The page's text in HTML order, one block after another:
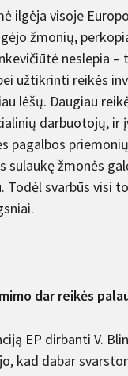
ilgėja visoje
žmonių,
neslepia –
užtikrinti reikės
lėšų. Daugiau
darbuotojų, ir
pagalbos
sulaukę žmonės
Todėl svarbūs visi
dar reikės
EP dirbanti V.
kad dabar